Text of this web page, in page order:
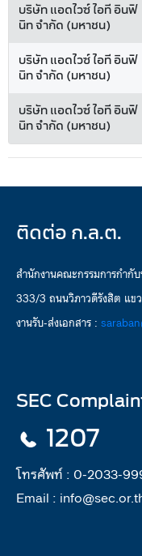
บริษัท แอดไวซ์ ไอที อินฟิ
นิท จำกัด (มหาชน)
บริษัท แอดไวซ์ ไอที อินฟิ
นิท จำกัด (มหาชน)
บริษัท แอดไวซ์ ไอที อินฟิ
นิท จำกัด (มหาชน)
ติดต่อ ก.ล.ต.
สำนักงานคณะกรรมการกำ
333/3 ถนนวิภาวดีรังสิต แข
งานรับ-ส่งเอกสาร :
SEC
1207
โทรศัพท์ : 0-2033-
Email :